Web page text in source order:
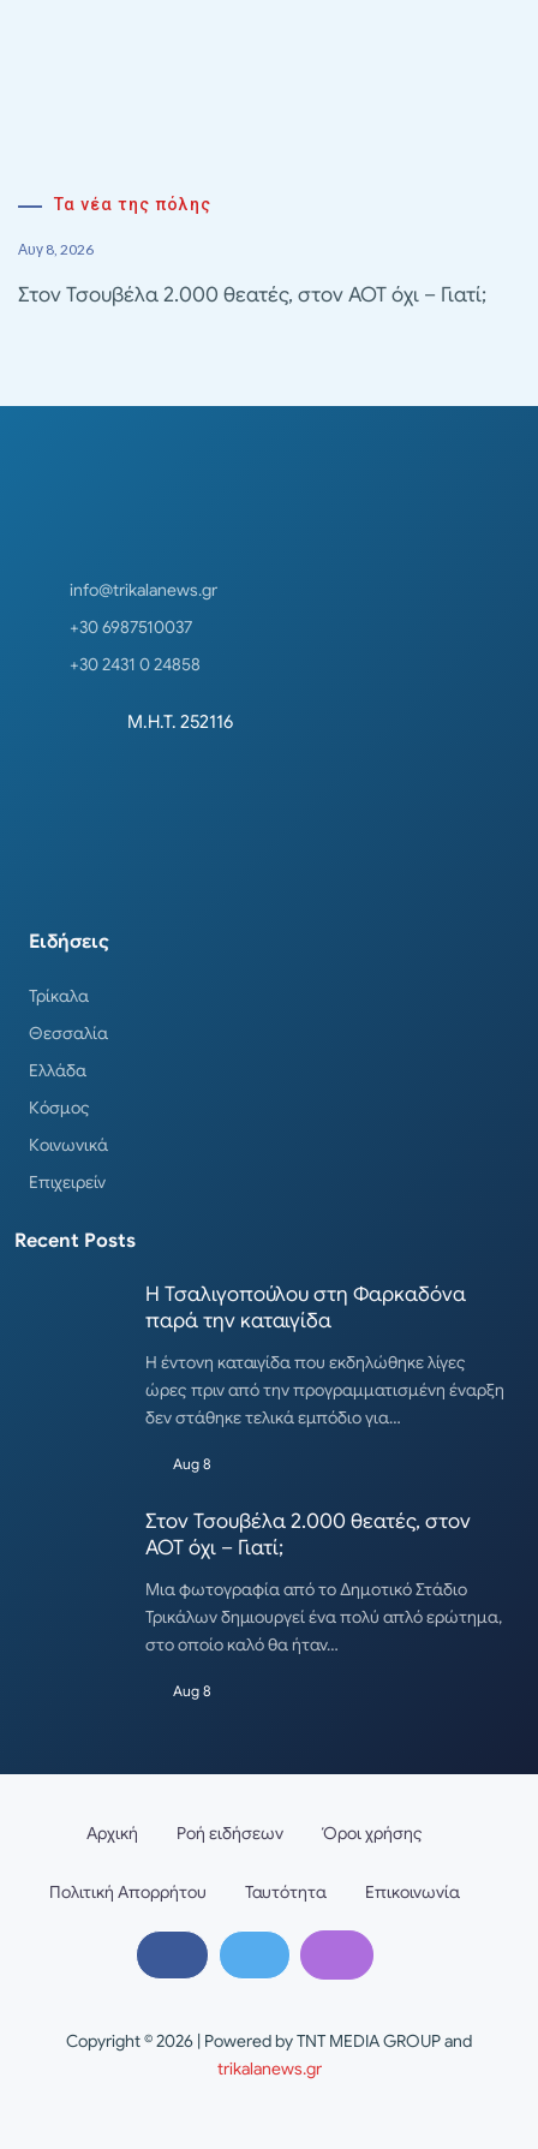
Τα νέα της πόλης
Αυγ 8, 2026
Στον Τσουβέλα 2.000 θεατές, στον ΑΟΤ όχι – Γιατί;
info@trikalanews.gr
+30 6987510037
+30 2431 0 24858
Μ.Η.Τ. 252116
Ειδήσεις
Τρίκαλα
Θεσσαλία
Ελλάδα
Κόσμος
Κοινωνικά
Επιχειρείν
Recent Posts
Η Τσαλιγοπούλου στη Φαρκαδόνα
παρά την καταιγίδα
Η έντονη καταιγίδα που εκδηλώθηκε λίγες
ώρες πριν από την προγραμματισμένη έναρξη
δεν στάθηκε τελικά εμπόδιο για…
Aug 8
Στον Τσουβέλα 2.000 θεατές, στον
ΑΟΤ όχι – Γιατί;
Μια φωτογραφία από το Δημοτικό Στάδιο
Τρικάλων δημιουργεί ένα πολύ απλό ερώτημα,
στο οποίο καλό θα ήταν…
Aug 8
Copyright © 2026 | Powered by TNT MEDIA GROUP and
trikalanews.gr
Αρχική Ροή ειδήσεων Όροι χρήσης
Πολιτική Απορρήτου Ταυτότητα Επικοινωνία